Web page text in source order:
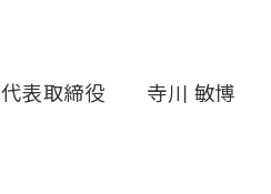
代表取締役 寺川 敏博